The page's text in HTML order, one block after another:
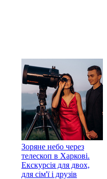
Зоряне небо через
телескоп в Харкові.
Екскурсія для двох,
для сім'ї і друзів